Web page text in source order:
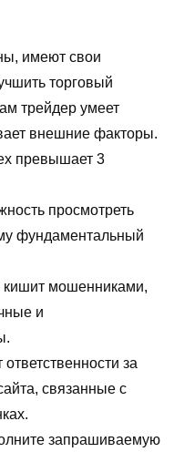
имеют свои
торговый
трейдер умеет
внешние факторы.
превышает 3
просмотреть
фундаментальный
кишит мошенниками,
и
за
связанные с
запрашиваемую